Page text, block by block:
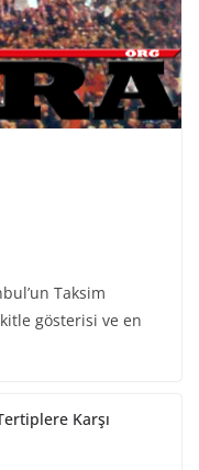
Taksim
gösterisi ve en
Karşı